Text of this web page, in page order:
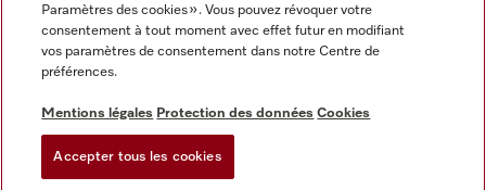
Conditions d’utilisation
Déclaration d'accessibilité
Digital Services Act
Paramètres des cookies ». Vous pouvez révoquer votre
consentement à tout moment avec effet futur en modifiant
vos paramètres de consentement dans notre Centre de
préférences.
Mentions légales Protection des données Cookies
Accepter tous les cookies